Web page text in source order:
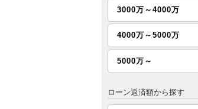
3000万～4000万
4000万～5000万
5000万～
ローン返済額から探す